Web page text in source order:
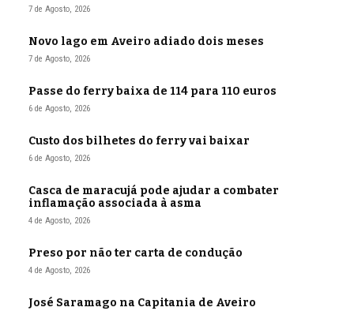
7 de Agosto, 2026
Novo lago em Aveiro adiado dois meses
7 de Agosto, 2026
Passe do ferry baixa de 114 para 110 euros
6 de Agosto, 2026
Custo dos bilhetes do ferry vai baixar
6 de Agosto, 2026
Casca de maracujá pode ajudar a combater
inflamação associada à asma
4 de Agosto, 2026
Preso por não ter carta de condução
4 de Agosto, 2026
José Saramago na Capitania de Aveiro